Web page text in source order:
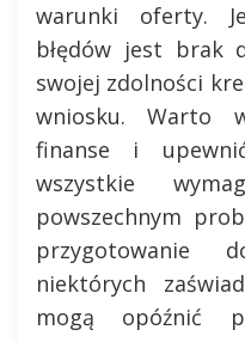
warunki oferty.
błędów jest brak
swojej zdolności
wniosku. Warto
finanse i
wszystkie
powszechnym
przygotowanie
niektórych
mogą opóźnić